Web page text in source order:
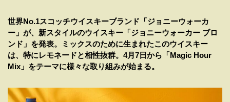
世界No.1スコッチウイスキーブランド「ジョニーウォーカ
ー」が、新スタイルのウイスキー「ジョニーウォーカー ブロ
ンド」を発表。ミックスのために生まれたこのウイスキー
は、特にレモネードと相性抜群。4月7日から「Magic Hour
Mix」をテーマに様々な取り組みが始まる。